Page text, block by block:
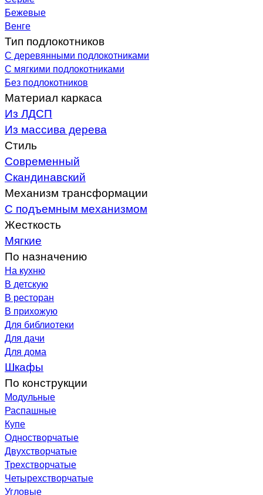
Бежевые
Венге
Тип подлокотников
С деревянными подлокотниками
С мягкими подлокотниками
Без подлокотников
Материал каркаса
Из ЛДСП
Из массива дерева
Стиль
Современный
Скандинавский
Механизм трансформации
С подъемным механизмом
Жесткость
Мягкие
По назначению
На кухню
В детскую
В ресторан
В прихожую
Для библиотеки
Для дачи
Для дома
Шкафы
По конструкции
Модульные
Распашные
Купе
Одностворчатые
Двухстворчатые
Трехстворчатые
Четырехстворчатые
Угловые